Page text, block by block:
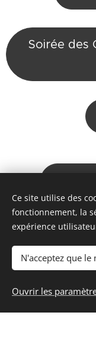
Soirée des
Ce site utilise des
fonctionnement, la
expérience
N'acceptez que le
Ouvrir les